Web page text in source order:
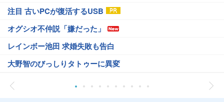
注目 古いPCが復活するUSB
オグシオ不仲説「嫌だった」
レインボー池田 求婚失敗も告白
大野智のびっしりタトゥーに異変